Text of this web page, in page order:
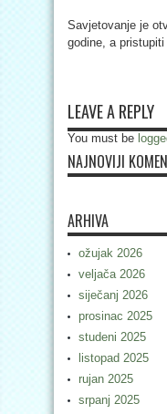
Savjetovanje je
godine, a
LEAVE A REPLY
You must be
NAJNOVIJI
ARHIVA
ožujak 2026
veljača 2026
siječanj 2026
prosinac 2025
studeni 2025
listopad 2025
rujan 2025
srpanj 2025